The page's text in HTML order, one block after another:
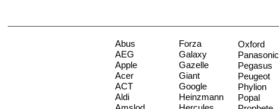
Abus
AEG
Apple
Acer
ACT
Aldi
Forza
Galaxy
Gazelle
Giant
Google
Heinzmann
Oxford
Panasonic
Pegasus
Peugeot
Phylion
Popal